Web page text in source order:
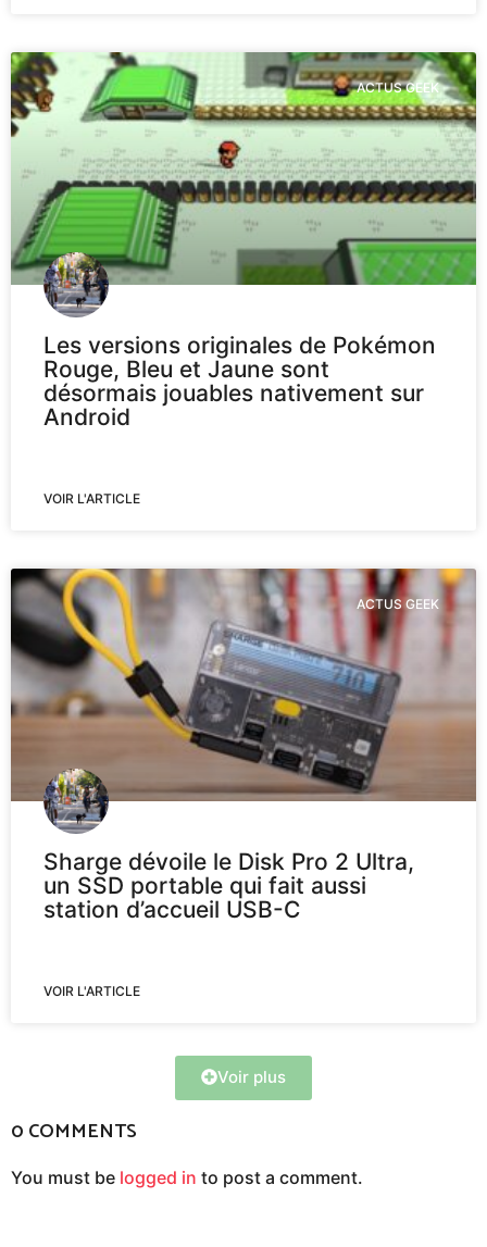
ACTUS GEEK
Les versions originales de Pokémon
Rouge, Bleu et Jaune sont
désormais jouables nativement sur
Android
VOIR L'ARTICLE
ACTUS GEEK
Sharge dévoile le Disk Pro 2 Ultra,
un SSD portable qui fait aussi
station d’accueil USB-C
VOIR L'ARTICLE
Voir plus
0 COMMENTS
You must be logged in to post a comment.